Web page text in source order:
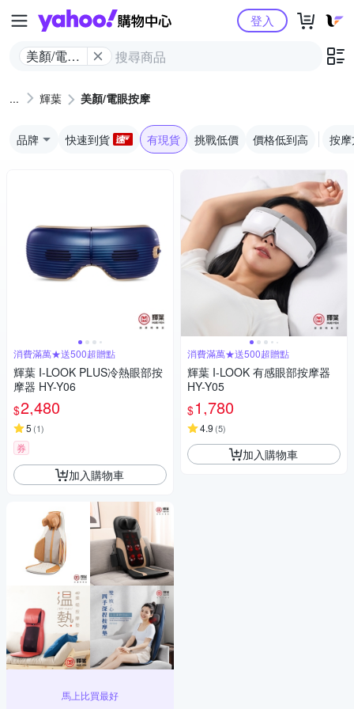
Yahoo購物中心
美顏/電眼
登入
輝葉 美顏/電眼按摩
品牌 快速到貨 有現貨 挑戰低價 價格低到高 按
消費滿萬★送500超贈點
輝葉 I-LOOK PLUS冷熱眼部按
摩器 HY-Y06
$2,480
5 (1)
券
加入購物車
馬上比買最好
消費滿萬★送500超贈點
輝葉 I-LOOK 有感眼部按摩器
HY-Y05
$1,780
4.9 (5)
加入購物車